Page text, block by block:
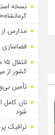
نسخه
مدارس
فضاسازی
کشور از
تأمین
نان کامل
شود
ترافیک